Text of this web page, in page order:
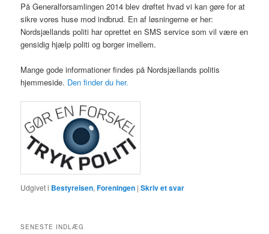
På Generalforsamlingen 2014 blev drøftet hvad vi kan gøre for at
sikre vores huse mod indbrud. En af løsningerne er her:
Nordsjællands politi har oprettet en SMS service som vil være en
gensidig hjælp politi og borger imellem.
Mange gode informationer findes på Nordsjællands politis
hjemmeside. Den finder du her.
Udgivet i Bestyrelsen,Foreningen |Skriv et svar
SENESTE INDLÆG